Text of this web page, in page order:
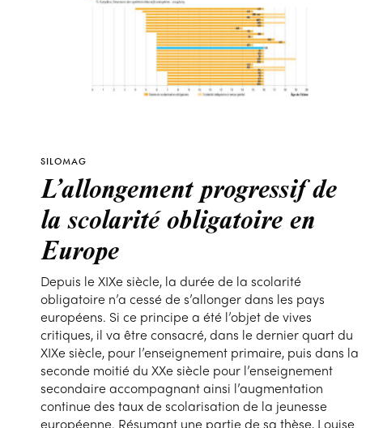
SILOMAG
L’allongement progressif de
la scolarité obligatoire en
Europe
Depuis le XIXe siècle, la durée de la scolarité
obligatoire n’a cessé de s’allonger dans les pays
européens. Si ce principe a été l’objet de vives
critiques, il va être consacré, dans le dernier quart du
XIXe siècle, pour l’enseignement primaire, puis dans la
seconde moitié du XXe siècle pour l’enseignement
secondaire accompagnant ainsi l’augmentation
continue des taux de scolarisation de la jeunesse
européenne. Résumant une partie de sa thèse, Louise